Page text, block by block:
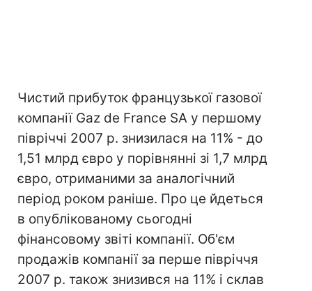
Чистий прибуток французької газової
компанії Gaz de France SA у першому
півріччі 2007 р. знизилася на 11% - до
1,51 млрд євро у порівнянні зі 1,7 млрд
євро, отриманими за аналогічний
період роком раніше. Про це йдеться
в опублікованому сьогодні
фінансовому звіті компанії. Об'єм
продажів компанії за перше півріччя
2007 р. також знизився на 11% і склав